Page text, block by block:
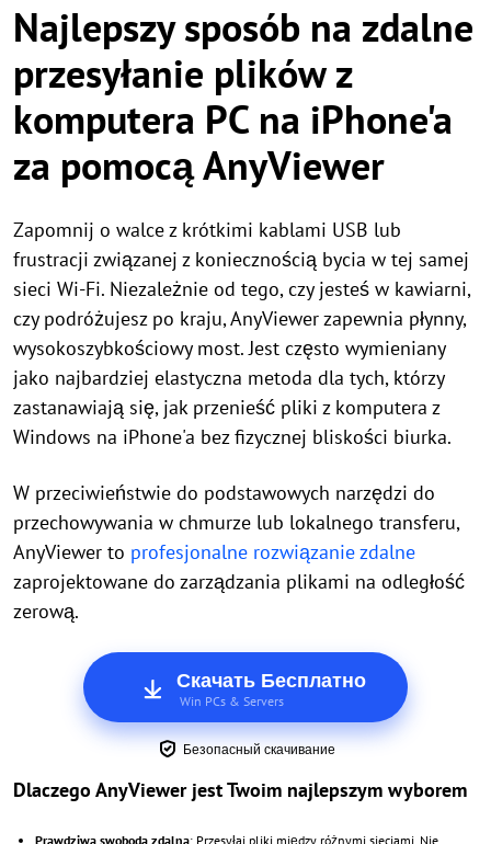
Najlepszy sposób na zdalne
przesyłanie plików z
komputera PC na iPhone'a
za pomocą AnyViewer
Zapomnij o walce z krótkimi kablami USB lub
frustracji związanej z koniecznością bycia w tej samej
sieci Wi-Fi. Niezależnie od tego, czy jesteś w kawiarni,
czy podróżujesz po kraju, AnyViewer zapewnia płynny,
wysokoszybkościowy most. Jest często wymieniany
jako najbardziej elastyczna metoda dla tych, którzy
zastanawiają się, jak przenieść pliki z komputera z
Windows na iPhone'a bez fizycznej bliskości biurka.
W przeciwieństwie do podstawowych narzędzi do
przechowywania w chmurze lub lokalnego transferu,
AnyViewer to profesjonalne rozwiązanie zdalne
zaprojektowane do zarządzania plikami na odległość
zerową.
Скачать Бесплатно
Win PCs & Servers
Безопасный скачивание
Dlaczego AnyViewer jest Twoim najlepszym wyborem
Prawdziwa swoboda zdalna: Przesyłaj pliki między różnymi sieciami. Nie